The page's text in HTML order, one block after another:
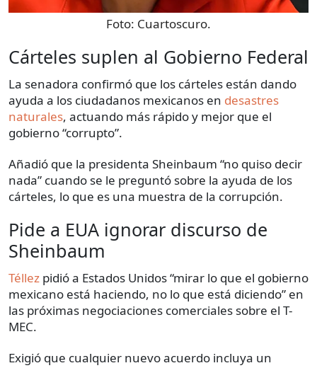
Foto: Cuartoscuro.
Cárteles suplen al Gobierno Federal
La senadora confirmó que los cárteles están dando
ayuda a los ciudadanos mexicanos en desastres
naturales, actuando más rápido y mejor que el
gobierno “corrupto”.
Añadió que la presidenta Sheinbaum “no quiso decir
nada” cuando se le preguntó sobre la ayuda de los
cárteles, lo que es una muestra de la corrupción.
Pide a EUA ignorar discurso de
Sheinbaum
Téllez pidió a Estados Unidos “mirar lo que el gobierno
mexicano está haciendo, no lo que está diciendo” en
las próximas negociaciones comerciales sobre el T-
MEC.
Exigió que cualquier nuevo acuerdo incluya un